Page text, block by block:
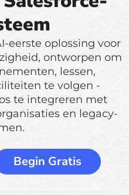
eerste oplossing voor
ontworpen om
lessen,
te volgen -
te integreren met
en legacy-
Begin Gratis